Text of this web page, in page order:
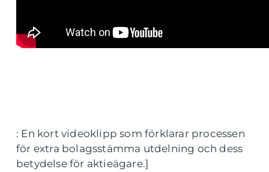
: En kort videoklipp som förklarar processen
för extra bolagsstämma utdelning och dess
betydelse för aktieägare.]